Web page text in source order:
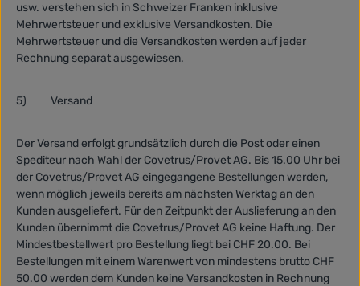
usw. verstehen sich in Schweizer Franken inklusive
Mehrwertsteuer und exklusive Versandkosten. Die
Mehrwertsteuer und die Versandkosten werden auf jeder
Rechnung separat ausgewiesen.
5) Versand
Der Versand erfolgt grundsätzlich durch die Post oder einen
Spediteur nach Wahl der Covetrus/Provet AG. Bis 15.00 Uhr bei
der Covetrus/Provet AG eingegangene Bestellungen werden,
wenn möglich jeweils bereits am nächsten Werktag an den
Kunden ausgeliefert. Für den Zeitpunkt der Auslieferung an den
Kunden übernimmt die Covetrus/Provet AG keine Haftung. Der
Mindestbestellwert pro Bestellung liegt bei CHF 20.00. Bei
Bestellungen mit einem Warenwert von mindestens brutto CHF
50.00 werden dem Kunden keine Versandkosten in Rechnung